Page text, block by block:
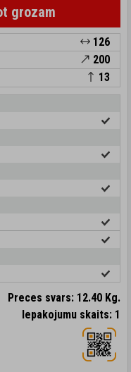
grozam
126
200
13
Preces svars: 12.40 Kg.
Iepakojumu skaits: 1